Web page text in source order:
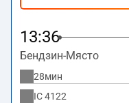
13:36
Бендзин-Място
28мин
IC4122